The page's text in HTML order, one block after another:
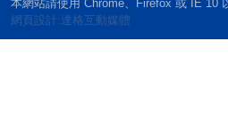
本網站請使用 Chrome、Firefox 或 IE 10
網頁設計:達格互動媒體